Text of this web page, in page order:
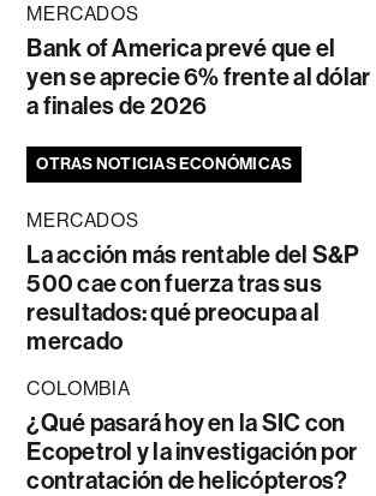
MERCADOS
Bank of America prevé que el
yen se aprecie 6% frente al dólar
a finales de 2026
OTRAS NOTICIAS ECONÓMICAS
MERCADOS
La acción más rentable del S&P
500 cae con fuerza tras sus
resultados: qué preocupa al
mercado
COLOMBIA
¿Qué pasará hoy en la SIC con
Ecopetrol y la investigación por
contratación de helicópteros?